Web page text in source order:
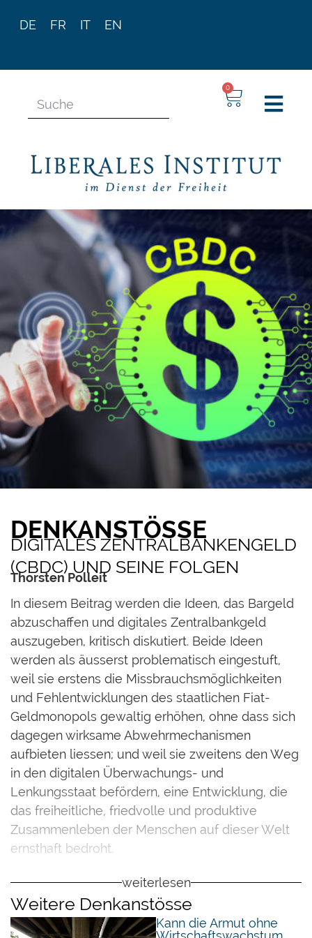
DE FR IT EN
0
DENKANSTÖSSE
DIGITALES ZENTRALBANKENGELD
(CBDC) UND SEINE FOLGEN
Thorsten Polleit
In diesem Beitrag werden die Ideen, das Bargeld
abzuschaffen und digitales Zentralbankgeld
auszugeben, kritisch diskutiert. Beide Ideen
werden als äusserst problematisch eingestuft,
weil sie erstens die Missbrauchsmöglichkeiten
und Fehlentwicklungen des staatlichen Fiat-
Geldmonopols gewaltig erhöhen, ohne dass sich
dagegen wirksame Abwehrmechanismen
aufbieten liessen; und weil sie zweitens den Weg
in den digitalen Überwachungs- und
Lenkungsstaat befördern, eine Entwicklung, die
das freiheitliche, friedvolle und produktive
Zusammenleben der Menschen auf dieser Welt
ernsthaft bedroht.
Die Beschäftigung mit dem Für und Wider des
digitalen Zentralbankgeldes sollte letztlich
jedoch nicht den Blick auf das eigentliche, das
weiterlesen
Weitere Denkanstösse
Kann die Armut ohne